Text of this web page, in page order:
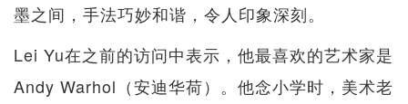
墨之间，手法巧妙和谐，令人印象深刻。
Lei Yu在之前的访问中表示，他最喜欢的艺术家是
Andy Warhol（安迪华荷）。他念小学时，美术老